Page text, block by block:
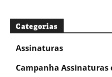
Categorias
Assinaturas
Campanha Assinaturas